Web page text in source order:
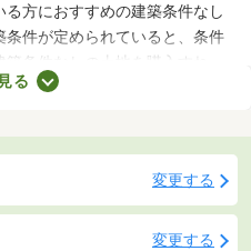
方におすすめの建築条件なし
件が定められていると、条件
条件なしの土地を購入すれ
れるため、家族全員の理想を
る土地を購入しましょう。
る
変更する
変更する